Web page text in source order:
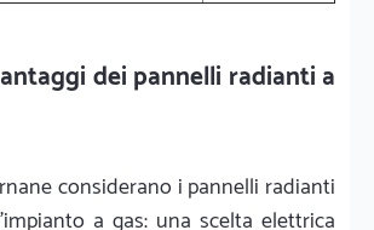
dei pannelli radianti a
considerano i pannelli radianti
a gas: una scelta elettrica